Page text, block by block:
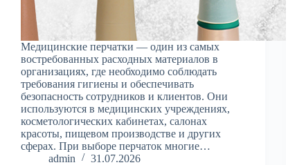
Медицинские перчатки — один из самых
востребованных расходных материалов в
организациях, где необходимо соблюдать
требования гигиены и обеспечивать
безопасность сотрудников и клиентов. Они
используются в медицинских учреждениях,
косметологических кабинетах, салонах
красоты, пищевом производстве и других
сферах. При выборе перчаток многие…
admin
31.07.2026